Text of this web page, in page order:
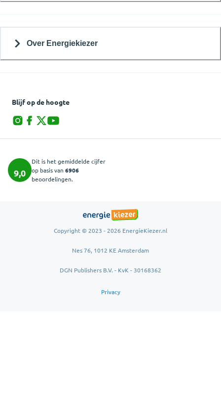
Over Energiekiezer
Blijf op de hoogte
9,0
Dit is het gemiddelde cijfer
op basis van 6906
beoordelingen.
Copyright © 2023 - 2026 EnergieKiezer.nl
Nes 76, 1012 KE Amsterdam
DGN Publishers B.V. - KvK - 30168362
Privacy